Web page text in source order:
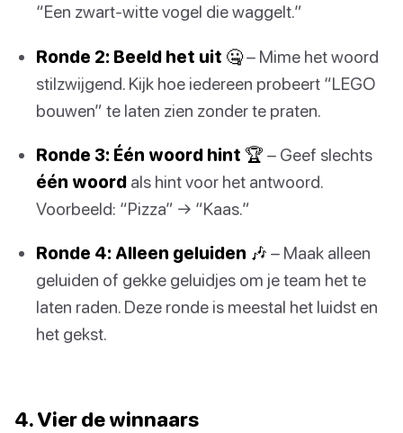
“Een zwart-witte vogel die waggelt.”
Ronde 2: Beeld het uit 🤐– Mime het woord
stilzwijgend. Kijk hoe iedereen probeert “LEGO
bouwen” te laten zien zonder te praten.
Ronde 3: Één woord hint 🏆 – Geef slechts
één woord als hint voor het antwoord.
Voorbeeld: “Pizza” → “Kaas.”
Ronde 4: Alleen geluiden 🎶 – Maak alleen
geluiden of gekke geluidjes om je team het te
laten raden. Deze ronde is meestal het luidst en
het gekst.
4. Vier de winnaars